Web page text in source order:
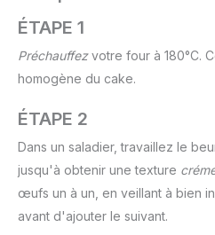
ÉTAPE 1
Préchauffezvotre four à 180°C.
homogène du cake.
ÉTAPE 2
Dans un saladier, travaillez le
jusqu'à obtenir une texture
œufs un à un, en veillant à bien
avant d'ajouter le suivant.